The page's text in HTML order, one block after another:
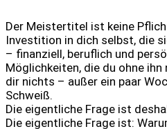
Der Meistertitel ist keine
Investition in dich selbst, die
– finanziell, beruflich und
Möglichkeiten, die du ohne
dir nichts – außer ein paar
Schweiß.
Die eigentliche Frage ist
Die eigentliche Frage ist: